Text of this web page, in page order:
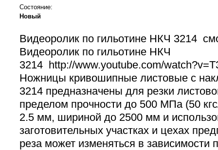
Состояние:
Новый
Видеоролик по гильотине НКЧ 3214
Видеоролик по гильотине НКЧ
3214 http://www.youtube.com/
Ножницы кривошипные листовые с
3214 предназначены для резки
пределом прочности до 500 МПа (50
2.5 мм, шириной до 2500 мм и
заготовительных участках и цехах
реза может изменяться в зависимости